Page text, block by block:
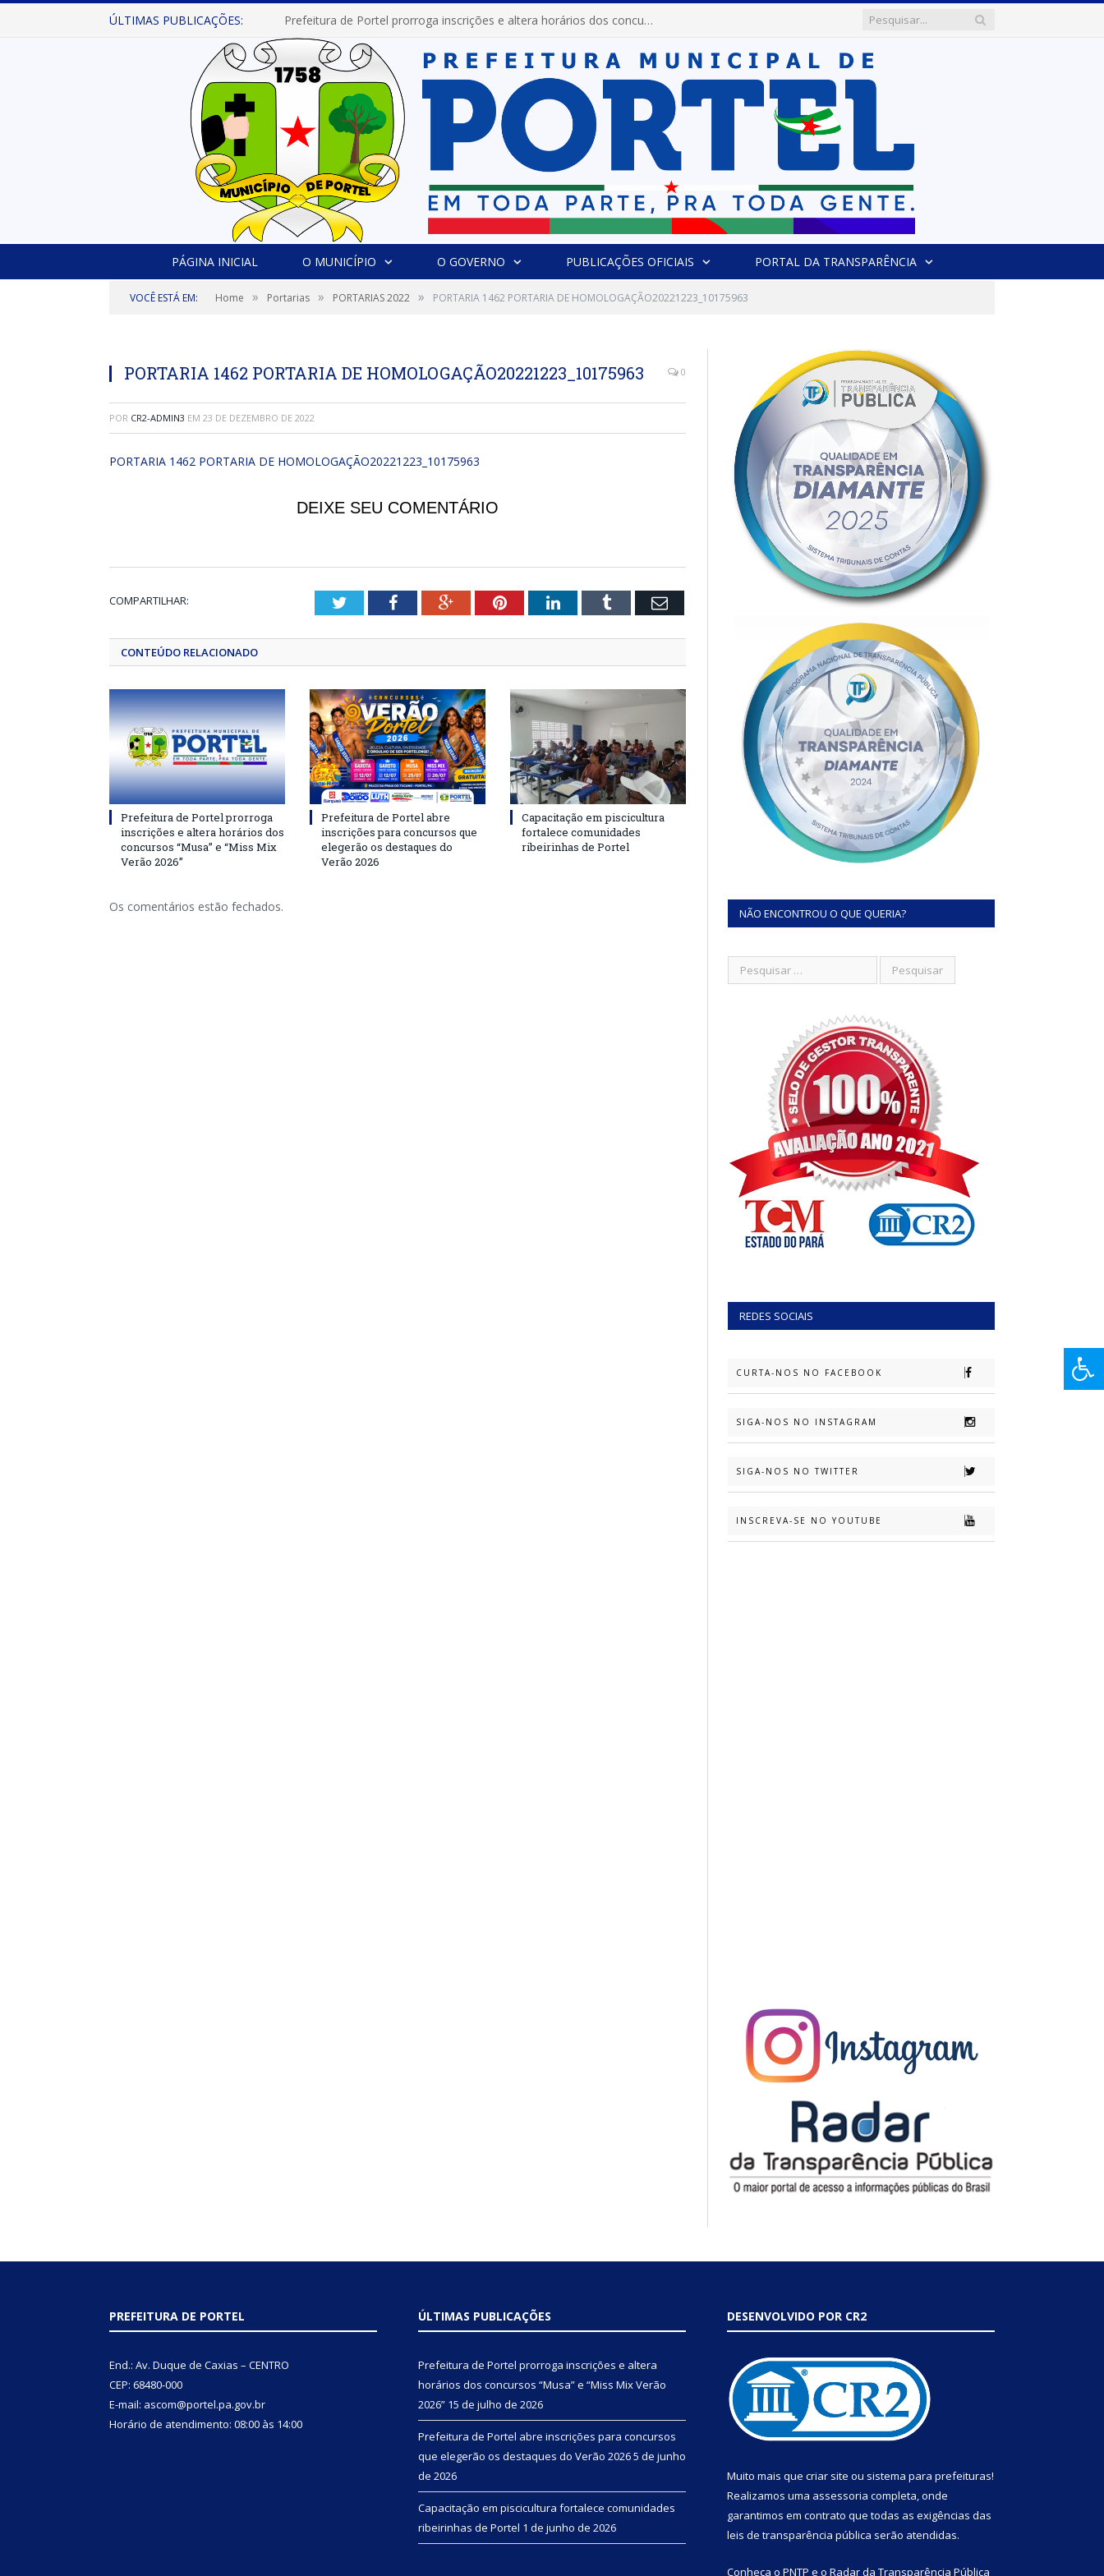
ÚLTIMAS PUBLICAÇÕES: Prefeitura de Portel abre inscrições para concursos que elegerão os destaques do Verão 2026
PÁGINA INICIAL O MUNICÍPIO O GOVERNO PUBLICAÇÕES OFICIAIS PORTAL DA TRANSPARÊNCIA
VOCÊ ESTÁ EM: Home » Portarias » PORTARIAS 2022 » PORTARIA 1462 PORTARIA DE HOMOLOGAÇÃO20221223_10175963
PORTARIA 1462 PORTARIA DE HOMOLOGAÇÃO20221223_10175963 0
POR CR2-ADMIN3 EM 23 DE DEZEMBRO DE 2022
PORTARIA 1462 PORTARIA DE HOMOLOGAÇÃO20221223_10175963
DEIXE SEU COMENTÁRIO
COMPARTILHAR: TwitterFacebookGoogle+PinterestLinkedInTumblr Email
CONTEÚDO RELACIONADO
Prefeitura de Portel prorroga
inscrições e altera horários dos
concursos “Musa” e “Miss Mix
Verão 2026”
Prefeitura de Portel abre
inscrições para concursos que
elegerão os destaques do
Verão 2026
Capacitação em piscicultura
fortalece comunidades
ribeirinhas de Portel
Os comentários estão fechados. NÃO ENCONTROU O QUE QUERIA?
REDES SOCIAIS
CURTA-NOS NO FACEBOOK
SIGA-NOS NO INSTAGRAM
SIGA-NOS NO TWITTER
INSCREVA-SE NO YOUTUBE
PREFEITURA DE PORTEL
End.: Av. Duque de Caxias – CENTRO
CEP: 68480-000
E-mail: ascom@portel.pa.gov.br
Horário de atendimento: 08:00 às 14:00
ÚLTIMAS PUBLICAÇÕES
Prefeitura de Portel prorroga inscrições e altera
horários dos concursos “Musa” e “Miss Mix Verão
2026” 15 de julho de 2026
Prefeitura de Portel abre inscrições para concursos
que elegerão os destaques do Verão 20265 de junho
de 2026
Capacitação em piscicultura fortalece comunidades
ribeirinhas de Portel 1 de junho de 2026
DESENVOLVIDO POR CR2
Muito mais que criar site ou sistema para prefeituras!
Realizamos uma assessoria completa, onde
garantimos em contrato que todas as exigências das
leis de transparência pública serão atendidas.
Conheça o PNTP e o Radar da Transparência Pública